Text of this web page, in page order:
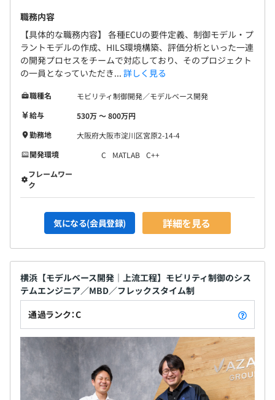
・成長支援制度
社員に明確な達成目標・成長指標を示し、個々の達成度合
いを可視化して評価する人事考課制度です。
技術力と業務にあたる姿勢を正当に評価し、全員が意欲的
にキャリアアップを目指せる環境を整えています。
エンジニアリング事業部 163名
各エリア毎に10～30名でグループが構成されており、グ
れのプロジェクトを遂行しています。
無期雇用
3カ月（期間中、条件の変更はありません）
職務内容
【具体的な職務内容】 各種ECUの要件定義、制御モデル・プ
ラントモデルの作成、HILS環境構築、評価分析といった一連
の開発プロセスをチームで対応しており、そのプロジェクト
の一員となっていただき... 詳しく見る
職種名
モビリティ制御開発／モデルベース開発
給与
530万 〜 800万円
勤務地
大阪府大阪市淀川区宮原2-14-4
開発環境
C MATLAB C++
フレームワー
ク
気になる(会員登録) 詳細を見る
横浜【モデルベース開発｜上流工程】モビリティ制御のシス
テムエンジニア／MBD／フレックスタイム制
通過ランク：C